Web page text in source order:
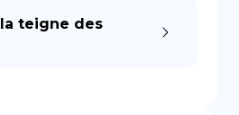
teigne des